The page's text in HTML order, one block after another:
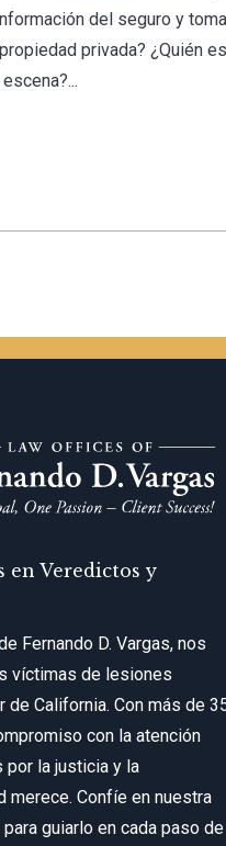
del seguro y
privada? ¿Quién
en Veredictos y
Fernando D. Vargas, nos
víctimas de lesiones
California. Con más de
con la atención
por la justicia y la
merece. Confíe en nuestra
guiarlo en cada paso de